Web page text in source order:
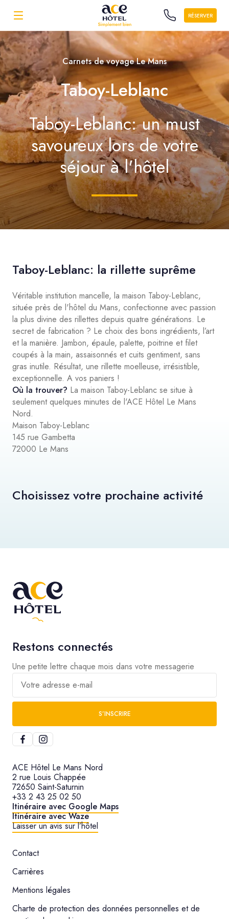
RÉSERVER
Carnets de voyage Le Mans
Taboy-Leblanc
Taboy-Leblanc: un must
savoureux lors de votre
séjour à l'hôtel
Taboy-Leblanc: la rillette suprême
Véritable institution mancelle, la maison Taboy-Leblanc,
située près de l'hôtel du Mans, confectionne avec passion
la plus divine des rillettes depuis quatre générations. Le
secret de fabrication ? Le choix des bons ingrédients, l’art
et la manière. Jambon, épaule, palette, poitrine et filet
coupés à la main, assaisonnés et cuits gentiment, sans
gras inutile. Résultat, une rillette moelleuse, irrésistible,
exceptionnelle. A vos paniers !
Où la trouver? La maison Taboy-Leblanc se situe à
seulement quelques minutes de l'ACE Hôtel Le Mans
Nord.
Maison Taboy-Leblanc
145 rue Gambetta
72000 Le Mans
Choisissez votre prochaine activité
Restons connectés
Une petite lettre chaque mois dans votre messagerie
Votre adresse e-mail
S’INSCRIRE
ACE Hôtel Le Mans Nord
2 rue Louis Chappée
72650 Saint-Saturnin
+33 2 43 25 02 50
Itinéraire avec Google Maps
Itinéraire avec Waze
Laisser un avis sur l’hôtel
Contact
Carrières
Mentions légales
Charte de protection des données personnelles et de